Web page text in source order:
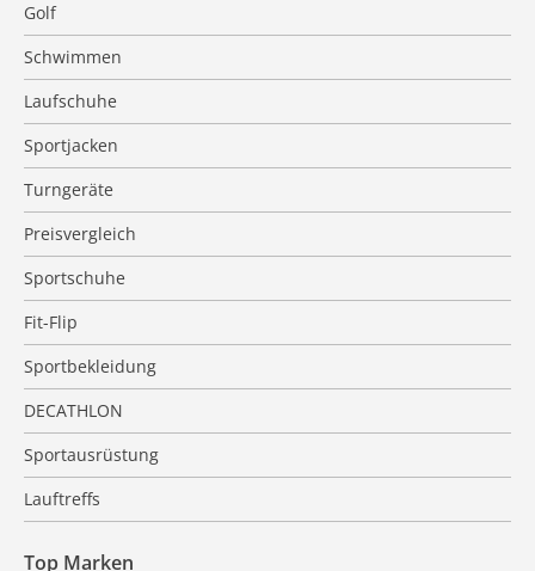
Golf
Schwimmen
Laufschuhe
Sportjacken
Turngeräte
Preisvergleich
Sportschuhe
Fit-Flip
Sportbekleidung
DECATHLON
Sportausrüstung
Lauftreffs
Top Marken